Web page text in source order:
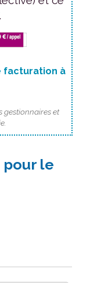
.
facturation à
gestionnaires et
pour le